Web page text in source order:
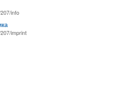
info
imprint